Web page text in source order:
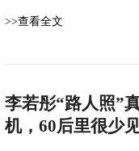
>>查看全文
李若彤“路人照”
机，60后里很少